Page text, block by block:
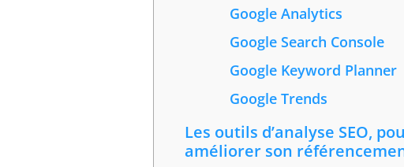
Google Analytics
Google Search Console
Google Keyword Planner
Google Trends
Les outils d’analyse SEO,
améliorer son